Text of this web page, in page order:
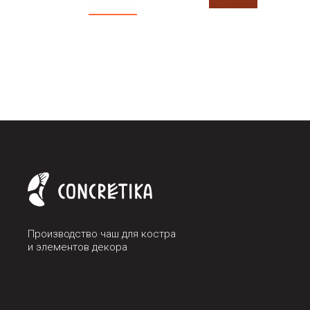
Производство чаш для костра
и элементов декора